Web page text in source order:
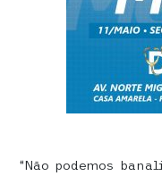
“Não podemos